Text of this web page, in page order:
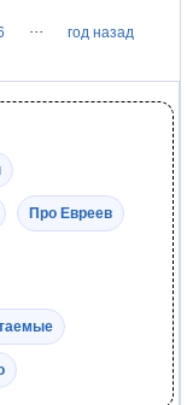
··· год назад
Про Евреев